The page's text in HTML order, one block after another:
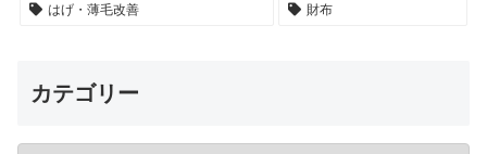
はげ・薄毛改善 財布
カテゴリー